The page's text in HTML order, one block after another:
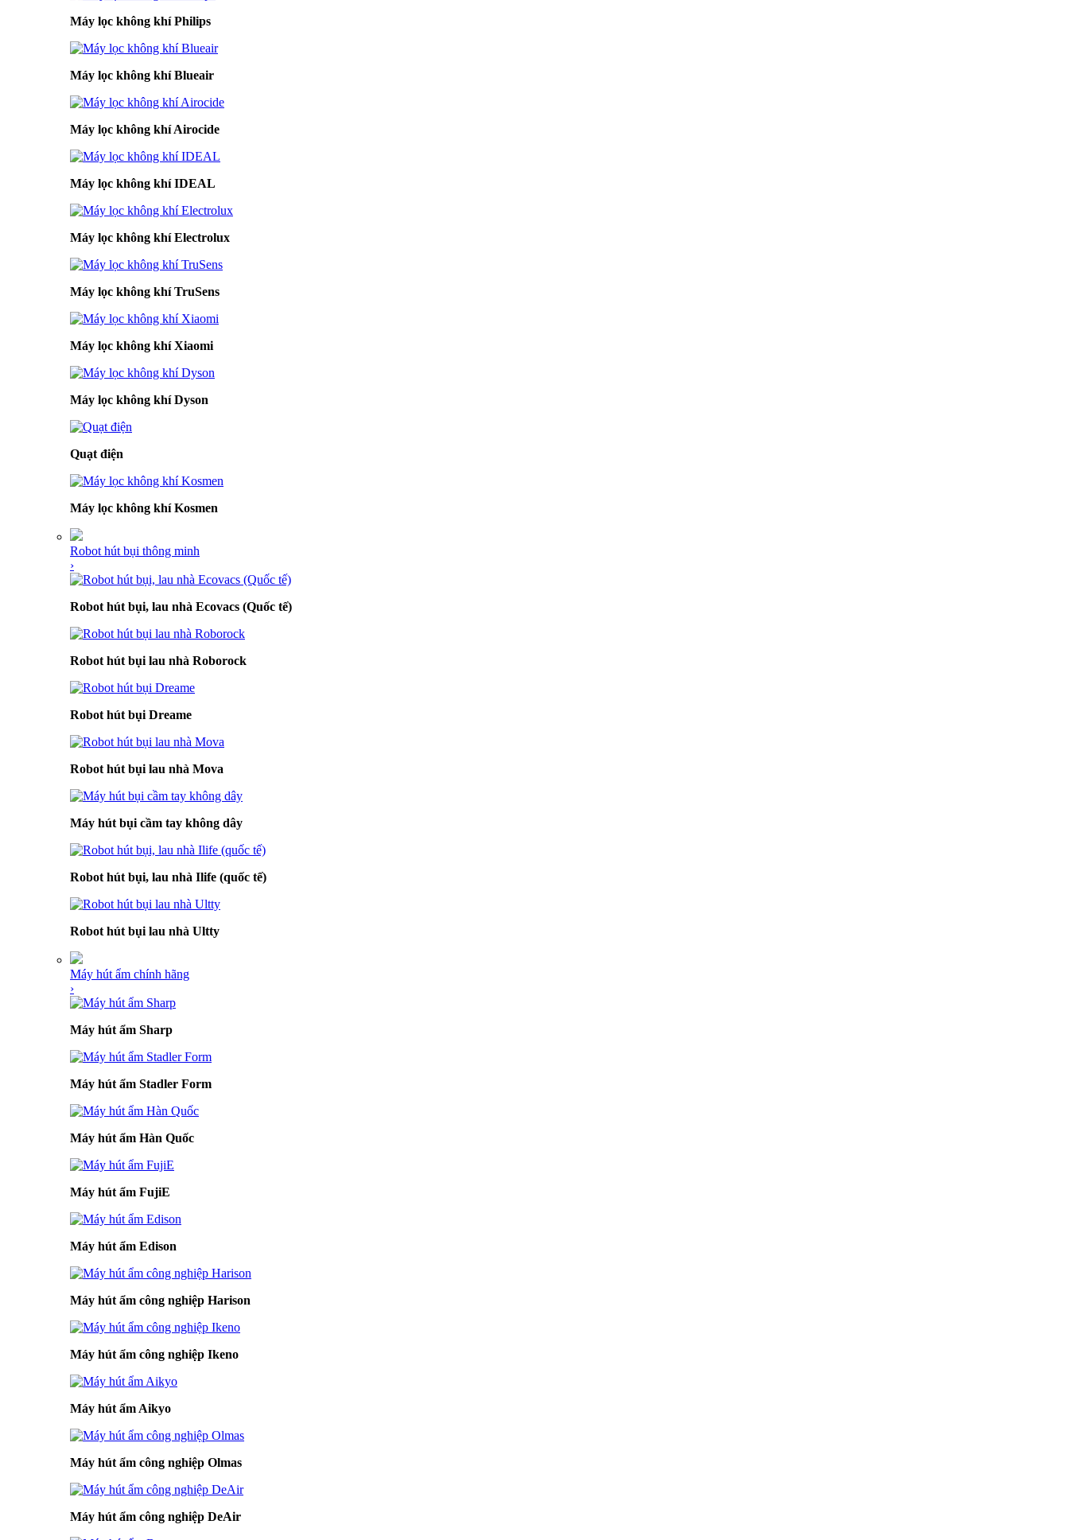
Máy lọc không khí Philips
Máy lọc không khí Blueair
Máy lọc không khí Airocide
Máy lọc không khí IDEAL
Máy lọc không khí Electrolux
Máy lọc không khí TruSens
Máy lọc không khí Xiaomi
Máy lọc không khí Dyson
Quạt điện
Máy lọc không khí Kosmen
Robot hút bụi thông minh
›
Robot hút bụi, lau nhà Ecovacs (Quốc tế)
Robot hút bụi lau nhà Roborock
Robot hút bụi Dreame
Robot hút bụi lau nhà Mova
Máy hút bụi cầm tay không dây
Robot hút bụi, lau nhà Ilife (quốc tế)
Robot hút bụi lau nhà Ultty
Máy hút ẩm chính hãng
›
Máy hút ẩm Sharp
Máy hút ẩm Stadler Form
Máy hút ẩm Hàn Quốc
Máy hút ẩm FujiE
Máy hút ẩm Edison
Máy hút ẩm công nghiệp Harison
Máy hút ẩm công nghiệp Ikeno
Máy hút ẩm Aikyo
Máy hút ẩm công nghiệp Olmas
Máy hút ẩm công nghiệp DeAir